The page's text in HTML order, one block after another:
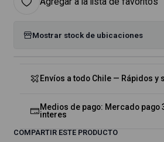
Mostrar stock de ubicaciones
Envíos a todo Chile — Rápidos y
Medios de pago: Mercado pago
interes
COMPARTIR ESTE PRODUCTO